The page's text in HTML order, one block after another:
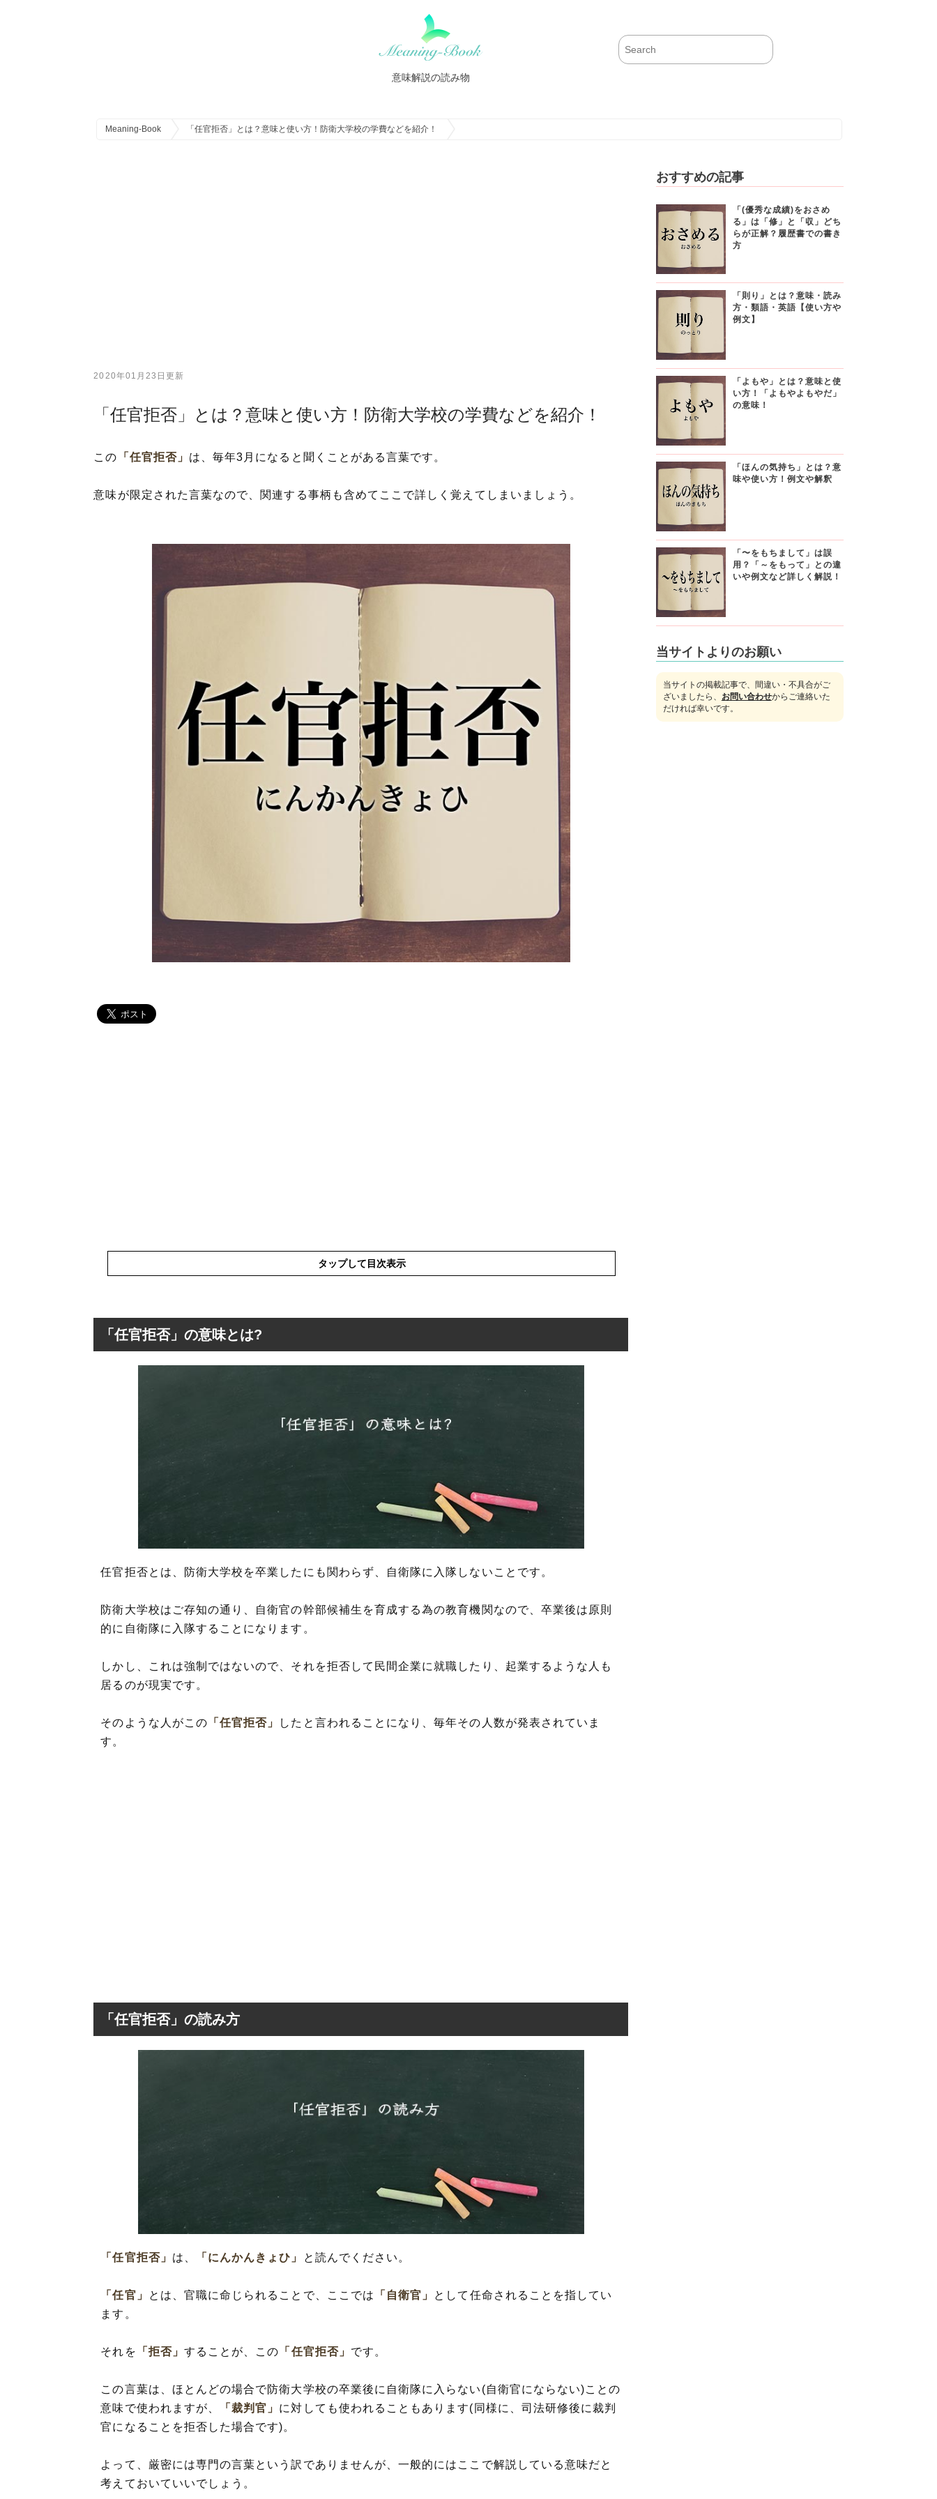
意味解説の読み物
Meaning-Book 「任官拒否」とは？意味と使い方！防衛大学校の学費などを紹介！
2020年01月23日更新
「任官拒否」とは？意味と使い方！防衛大学校の学費などを紹介！
この 「任官拒否」 は、毎年3月になると聞くことがある言葉です。
意味が限定された言葉なので、関連する事柄も含めてここで詳しく覚えてしまいましょう。
タップして目次表示
「任官拒否」の読み方
「任官拒否」を使った言葉と意味を解釈
「任官拒否」を使った例文や短文・言い換えなど(意味を
「任官拒否」と同じく調べられている事について解説
「防衛大卒業式」で大量の任官拒否が出た理由?2019年
「任官拒否」の意味とは?
任官拒否とは、防衛大学校を卒業したにも関わらず、自衛隊に入隊しないことです。
防衛大学校はご存知の通り、自衛官の幹部候補生を育成する為の教育機関なので、卒業後は原則
的に自衛隊に入隊することになります。
しかし、これは強制ではないので、それを拒否して民間企業に就職したり、起業するような人も
居るのが現実です。
そのような人がこの 「任官拒否」
したと言われることになり、毎年その人数が発表されていま
す。
「任官拒否」の読み方
「任官拒否」 は、 「にんかんきょひ」 と読んでください。
「任官」 とは、官職に命じられることで、ここでは 「自衛官」 として任命されることを指してい
ます。
それを 「拒否」 することが、この 「任官拒否」 です。
この言葉は、ほとんどの場合で防衛大学校の卒業後に自衛隊に入らない(自衛官にならない)ことの
意味で使われますが、
「裁判官」 に対しても使われることもあります(同様に、司法研修後に裁判
官になることを拒否した場合です)。
よって、厳密には専門の言葉という訳でありませんが、一般的にはここで解説している意味だと
考えておいていいでしょう。
おすすめの記事
「(優秀な成績)をおさめ
る」は「修」と「収」どち
らが正解？履歴書での書き
方
「則り」とは？意味・読み
方・類語・英語【使い方や
例文】
「よもや」とは？意味と使
い方！「よもやよもやだ」
の意味！
「ほんの気持ち」とは？意
味や使い方！例文や解釈
「〜をもちまして」は誤
用？「～をもって」との違
いや例文など詳しく解説！
当サイトよりのお願い
当サイトの掲載記事で、間違い・不具合がご
ざいましたら、 お問い合わせからご連絡いた
だければ幸いです。